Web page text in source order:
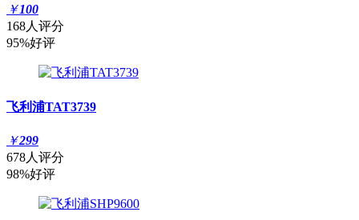
￥100
168人评分
95%好评
飞利浦TAT3739
￥299
678人评分
98%好评